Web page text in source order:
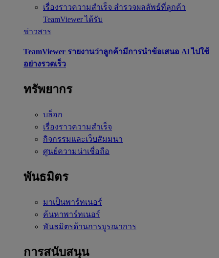
เรื่องราวความสำเร็จ สำรวจผลลัพธ์ที่ลูกค้า
TeamViewer ได้รับ
ข่าวสาร
TeamViewer รายงานว่าลูกค้ามีการนำข้อเสนอ Al ไปใช้
อย่างรวดเร็ว
ทรัพยากร
บล็อก
เรื่องราวความสำเร็จ
กิจกรรมและเว็บสัมมนา
ศูนย์ความน่าเชื่อถือ
พันธมิตร
มาเป็นพาร์ทเนอร์
ค้นหาพาร์ทเนอร์
พันธมิตรด้านการบูรณาการ
การสนับสนุน